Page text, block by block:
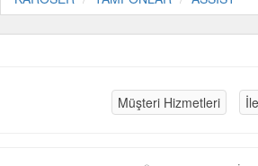
Müşteri Hizmetleri